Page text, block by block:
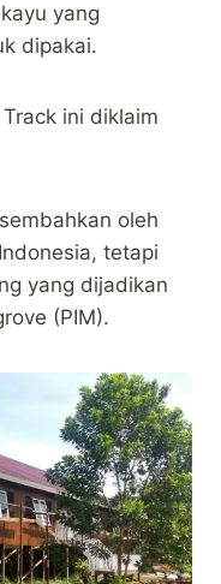
yang
dipakai.
ini diklaim
oleh
tetapi
yang dijadikan
(PIM).